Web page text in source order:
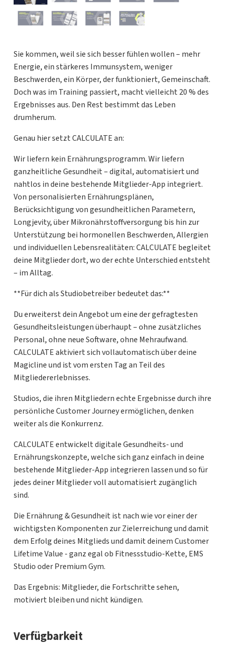
Sie kommen, weil sie sich besser fühlen wollen – mehr
Energie, ein stärkeres Immunsystem, weniger
Beschwerden, ein Körper, der funktioniert, Gemeinschaft.
Doch was im Training passiert, macht vielleicht 20 % des
Ergebnisses aus. Den Rest bestimmt das Leben
drumherum.
Genau hier setzt CALCULATE an:
Wir liefern kein Ernährungsprogramm. Wir liefern
ganzheitliche Gesundheit – digital, automatisiert und
nahtlos in deine bestehende Mitglieder-App integriert.
Von personalisierten Ernährungsplänen,
Berücksichtigung von gesundheitlichen Parametern,
Longjevity, über Mikronährstoffversorgung bis hin zur
Unterstützung bei hormonellen Beschwerden, Allergien
und individuellen Lebensrealitäten: CALCULATE begleitet
deine Mitglieder dort, wo der echte Unterschied entsteht
– im Alltag.
**Für dich als Studiobetreiber bedeutet das:**
Du erweiterst dein Angebot um eine der gefragtesten
Gesundheitsleistungen überhaupt – ohne zusätzliches
Personal, ohne neue Software, ohne Mehraufwand.
CALCULATE aktiviert sich vollautomatisch über deine
Magicline und ist vom ersten Tag an Teil des
Mitgliedererlebnisses.
Studios, die ihren Mitgliedern echte Ergebnisse durch ihre
persönliche Customer Journey ermöglichen, denken
weiter als die Konkurrenz.
CALCULATE entwickelt digitale Gesundheits- und
Ernährungskonzepte, welche sich ganz einfach in deine
bestehende Mitglieder-App integrieren lassen und so für
jedes deiner Mitglieder voll automatisiert zugänglich
sind.
Die Ernährung & Gesundheit ist nach wie vor einer der
wichtigsten Komponenten zur Zielerreichung und damit
dem Erfolg deines Mitglieds und damit deinem Customer
Lifetime Value - ganz egal ob Fitnessstudio-Kette, EMS
Studio oder Premium Gym.
Das Ergebnis: Mitglieder, die Fortschritte sehen,
motiviert bleiben und nicht kündigen.
Verfügbarkeit